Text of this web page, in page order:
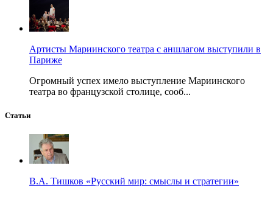
Артисты Мариинского театра с аншлагом выступили в
Париже
Огромный успех имело выступление Мариинского
театра во французской столице, сооб...
Статьи
В.А. Тишков «Русский мир: смыслы и стратегии»